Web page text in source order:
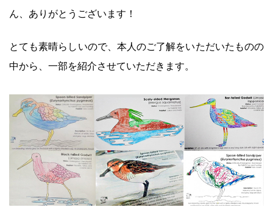
ん、ありがとうございます！
とても素晴らしいので、本人のご了解をいただいたものの
中から、一部を紹介させていただきます。